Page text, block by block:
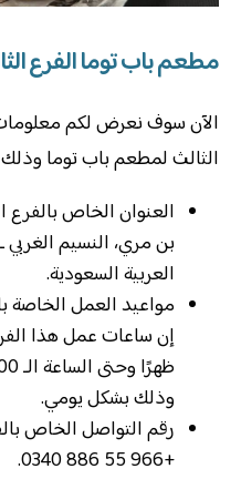
مطعم باب توما الفرع
الآن سوف نعرض لكم
الثالث لمطعم باب توما وذلك
العنوان الخاص بالفرع
بن مري، النسيم الغربي
العربية السعودية.
مواعيد العمل الخاصة
وذلك بشكل يومي.
رقم التواصل الخاص
+966 55 886 0340.